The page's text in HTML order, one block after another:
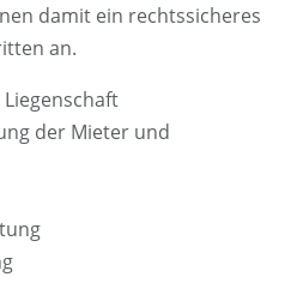
damit ein rechtssicheres
an.
der Mieter und